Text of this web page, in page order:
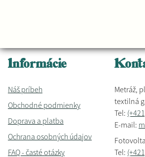
Informácie
Náš príbeh
Obchodné podmienky
Doprava a platba
Ochrana osobných údajov
FAQ - časté otázky
Metráž,
textilná
Tel:
E-mail:
Tel: